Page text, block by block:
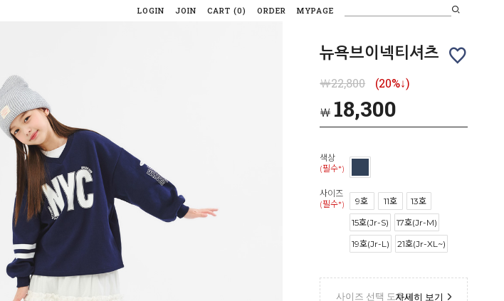
LOGIN JOIN CART (0) ORDER MYPAGE
뉴욕브이넥티셔츠
￦22,800
(20%↓)
￦ 18,300
색상
(필수*)
사이즈
(필수*)
9호 11호
13호
15호(Jr-S)
17호(Jr-M)
19호(Jr-L)
21호(Jr-XL~)